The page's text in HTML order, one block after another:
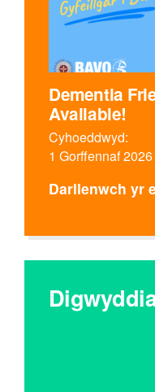
Dementia
Available!
Cyhoeddwyd:
1 Gorffennaf 2026
Darllenwch yr